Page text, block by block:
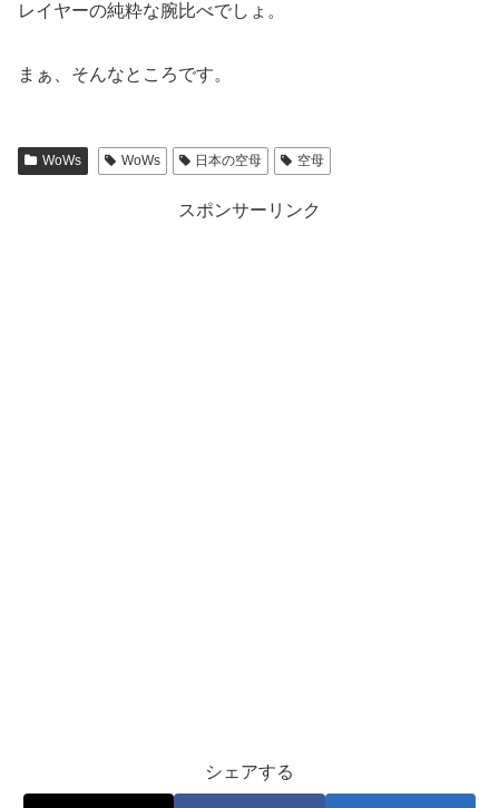
レイヤーの純粋な腕比べでしょ。
まぁ、そんなところです。
WoWs WoWs 日本の空母 空母
スポンサーリンク
シェアする